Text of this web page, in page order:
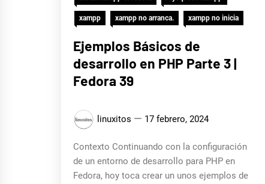
xampp xampp no arranca. xampp no inicia
Ejemplos Básicos de
desarrollo en PHP Parte 3 |
Fedora 39
linuxitos 17 febrero, 2024
Contexto Continuando con la configuración
de un entorno de desarrollo para PHP en
Fedora, hoy toca crear un unos ejemplos de